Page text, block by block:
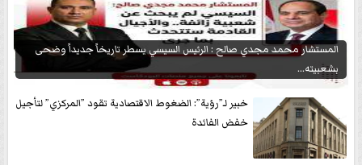
المستشار محمد مجدي صالح : الرئيس السيسي يسطر تاريخاً جديداً وضحى
بشعبيته...
خبير لـ”رؤية”: الضغوط الاقتصادية تقود ”المركزي” لتأجيل
خفض الفائدة